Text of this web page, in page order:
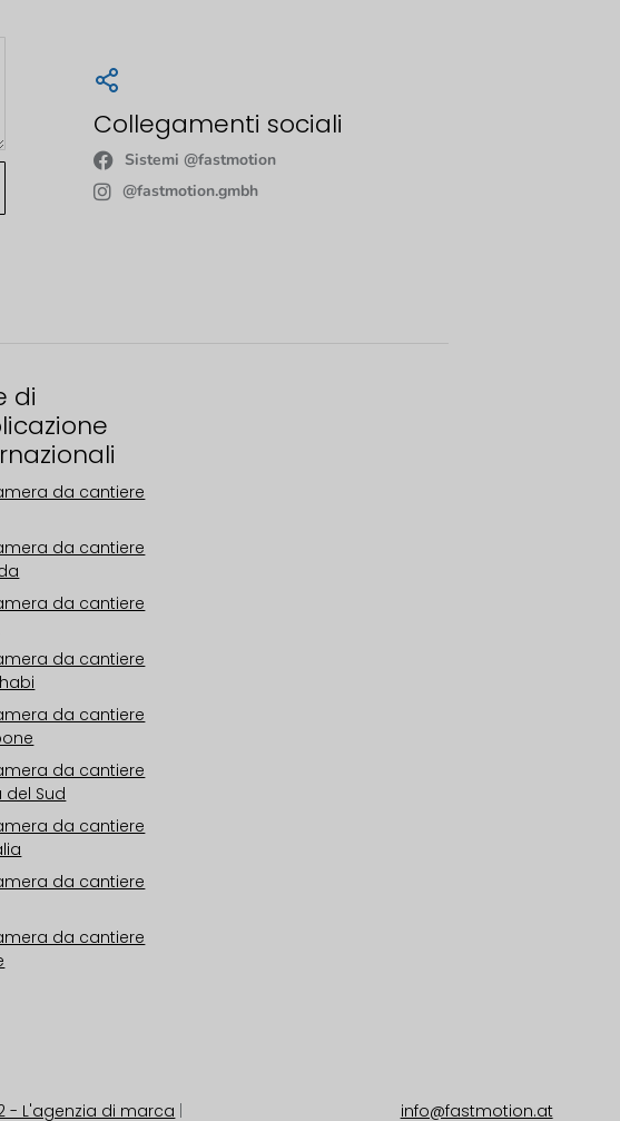
Collegamenti sociali
Sistemi @fastmotion
@fastmotion.gmbh
di
da cantiere
da cantiere
da cantiere
da cantiere
da cantiere
da cantiere
del Sud
da cantiere
da cantiere
da cantiere
- L'agenzia di marca | info@fastmotion.at